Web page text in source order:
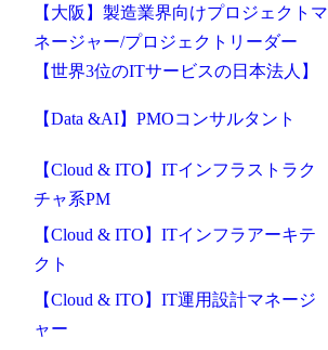
【大阪】製造業界向けプロジェクトマ
ネージャー/プロジェクトリーダー
【世界3位のITサービスの日本法人】
【Data &AI】PMOコンサルタント
【Cloud & ITO】ITインフラストラク
チャ系PM
【Cloud & ITO】ITインフラアーキテ
クト
【Cloud & ITO】IT運用設計マネージ
ャー